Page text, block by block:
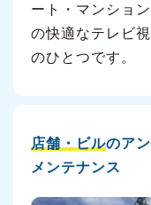
ート・マンショ
の快適なテレビ
のひとつです。
店舗・ビルのア
メンテナンス